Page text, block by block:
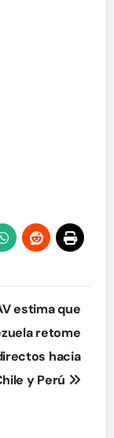
estima que
retome
hacia
y Perú